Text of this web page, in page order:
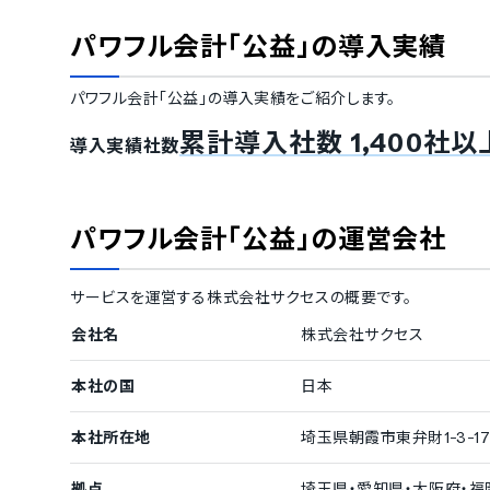
シングルサインオン
TRUSTe
ISO/IEC 27017（クラウドサービスセ
キュリティ）
操作履歴の自
権限管理機能
対応言語
ドイツ語
イタリア語
ノルウェー語
ポルトガル語
アラビア語
インドネシア語
チェコ語
ヘブライ語
IT導入補助金対象
パワフル会計「公益」 の導入実績
パワフル会計「公益」 の導入実績をご紹介します。
導入実績社数累計導入社数 1,400社以
パワフル会計「公益」 の運営会社
サービスを運営する株式会社サクセスの概要です。
会社名
株式会社サクセス
本社の国 日本
本社所在地 埼玉県朝霞市東弁財1-3-17